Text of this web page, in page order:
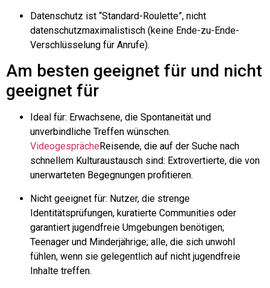
Datenschutz ist “Standard-Roulette”, nicht
datenschutzmaximalistisch (keine Ende-zu-Ende-
Verschlüsselung für Anrufe).
Am besten geeignet für und nicht
geeignet für
Ideal für: Erwachsene, die Spontaneität und
unverbindliche Treffen wünschen.
Videogespräche Reisende, die auf der Suche nach
schnellem Kulturaustausch sind: Extrovertierte, die von
unerwarteten Begegnungen profitieren.
Nicht geeignet für: Nutzer, die strenge
Identitätsprüfungen, kuratierte Communities oder
garantiert jugendfreie Umgebungen benötigen;
Teenager und Minderjährige; alle, die sich unwohl
fühlen, wenn sie gelegentlich auf nicht jugendfreie
Inhalte treffen.